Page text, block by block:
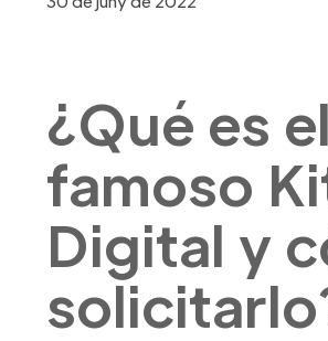
¿Qué es el
famoso
Digital y